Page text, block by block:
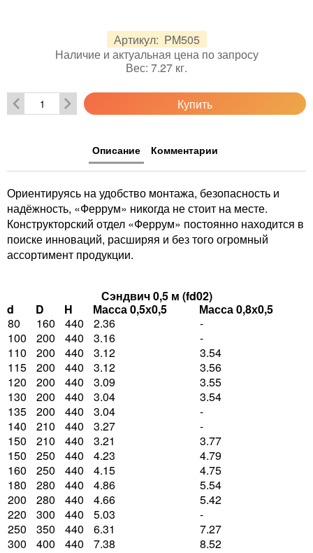
Артикул: PM505
Наличие и актуальная цена по запросу
Вес: 7.27 кг.
Купить
Описание Комментарии
Ориентируясь на удобство монтажа, безопасность и
надёжность, «Феррум» никогда не стоит на месте.
Конструкторский отдел «Феррум» постоянно находится в
поиске инноваций, расширяя и без того огромный
ассортимент продукции.
Сэндвич 0,5 м (fd02)
d
D H Масса 0,5х0,5
Масса 0,8х0,5
80
160 440 2.36
-
100
200 440 3.16
-
110
200 440 3.12
3.54
115
200 440 3.12
3.56
120
200 440 3.09
3.55
130
200 440 3.04
3.54
135
200 440 3.04
-
140
210 440 3.27
-
150
210 440 3.21
3.77
150
250 440 4.23
4.79
160
250 440 4.15
4.75
180
280 440 4.86
5.54
200
280 440 4.66
5.42
220
300 440 5.03
-
250
350 440 6.31
7.27
300
400 440 7.38 8.52